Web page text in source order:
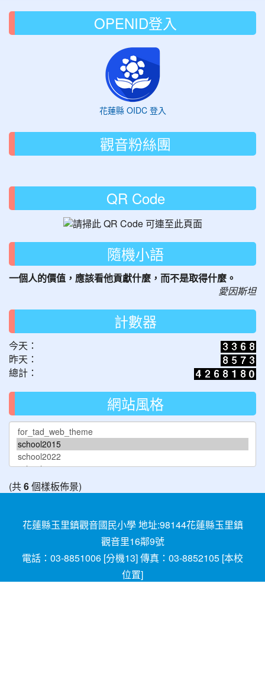
OPENID登入
花蓮縣 OIDC 登入
觀音粉絲團
QR Code
隨機小語
一個人的價值，應該看他貢獻什麼，而不是取得什麼。
愛因斯坦
計數器
今天：
昨天：
總計：
網站風格
(共6個樣板佈景)
花蓮縣玉里鎮觀音國民小學 地址:98144花蓮縣玉里鎮
觀音里16鄰9號
電話：03-8851006 [分機13] 傳真：03-8852105 [本校
位置]